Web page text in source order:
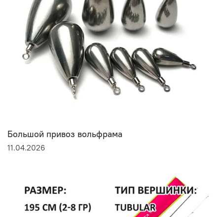
Большой привоз вольфрама
11.04.2026